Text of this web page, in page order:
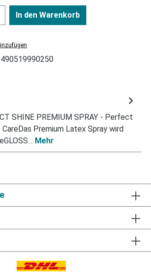
In den Warenkorb
490519990250
SHINE PREMIUM SPRAY - Perfect
Premium Latex Spray wird
Mehr